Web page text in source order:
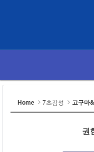
메뉴 건너뛰기
본문시작
Home 7초감성 고구마
권